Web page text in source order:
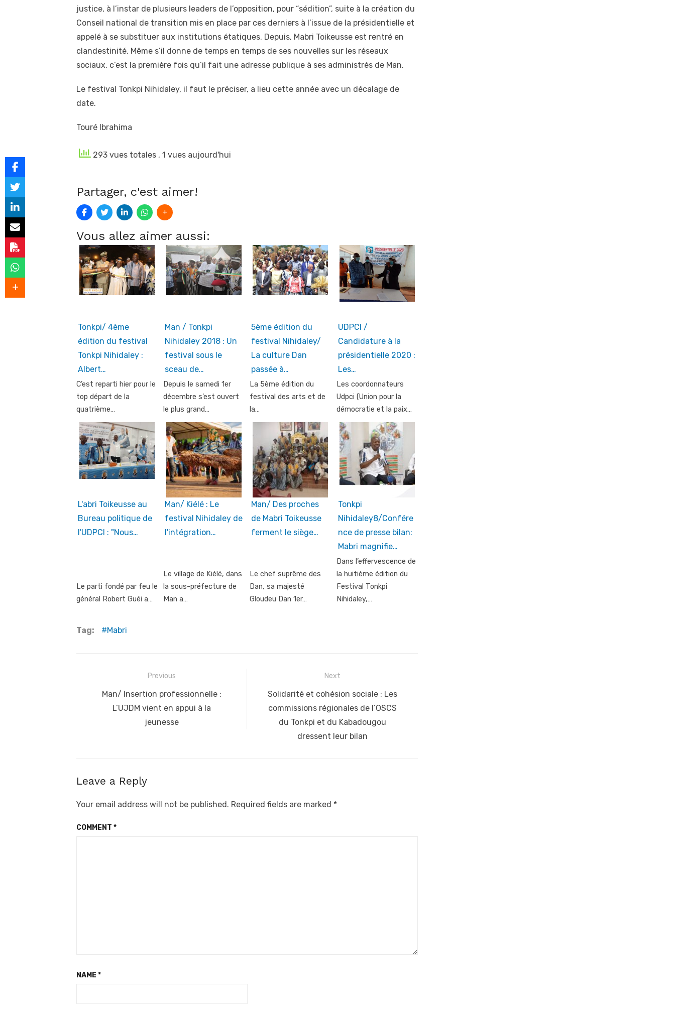
justice, à l’instar de plusieurs leaders de l’opposition, pour “sédition”, suite à la création du
Conseil national de transition mis en place par ces derniers à l’issue de la présidentielle et
appelé à se substituer aux institutions étatiques. Depuis, Mabri Toikeusse est rentré en
clandestinité. Même s’il donne de temps en temps de ses nouvelles sur les réseaux
sociaux, c’est la première fois qu’il fait une adresse publique à ses administrés de Man.
Le festival Tonkpi Nihidaley, il faut le préciser, a lieu cette année avec un décalage de
date.
Touré Ibrahima
293 vues totales , 1 vues aujourd'hui
Partager, c'est aimer!
Vous allez aimer aussi:
Tonkpi/ 4ème
édition du festival
Tonkpi Nihidaley :
Albert…
C’est reparti hier pour le
top départ de la
quatrième…
Man / Tonkpi
Nihidaley 2018 : Un
festival sous le
sceau de…
Depuis le samedi 1er
décembre s’est ouvert
le plus grand…
5ème édition du
festival Nihidaley/
La culture Dan
passée à…
La 5ème édition du
festival des arts et de
la…
UDPCI /
Candidature à la
présidentielle 2020 :
Les…
Les coordonnateurs
Udpci (Union pour la
démocratie et la paix…
L'abri Toikeusse au
Bureau politique de
l'UDPCI : "Nous…
Le parti fondé par feu le
général Robert Guéi a…
Man/ Kiélé : Le
festival Nihidaley de
l'intégration…
Le village de Kiélé, dans
la sous-préfecture de
Man a…
Man/ Des proches
de Mabri Toikeusse
ferment le siège…
Le chef suprême des
Dan, sa majesté
Gloudeu Dan 1er…
Tonkpi
Nihidaley8/Confére
nce de presse bilan:
Mabri magnifie…
Dans l’effervescence de
la huitième édition du
Festival Tonkpi
Nihidaley,…
Tag: Mabri
navigation
Previous
Previous
post:
Man/ Insertion professionnelle :
L’UJDM vient en appui à la
jeunesse
Next
Next
post:
Solidarité et cohésion sociale : Les
commissions régionales de l’OSCS
du Tonkpi et du Kabadougou
dressent leur bilan
Leave a Reply
Your email address will not be published. Required fields are marked *
COMMENT *
NAME *